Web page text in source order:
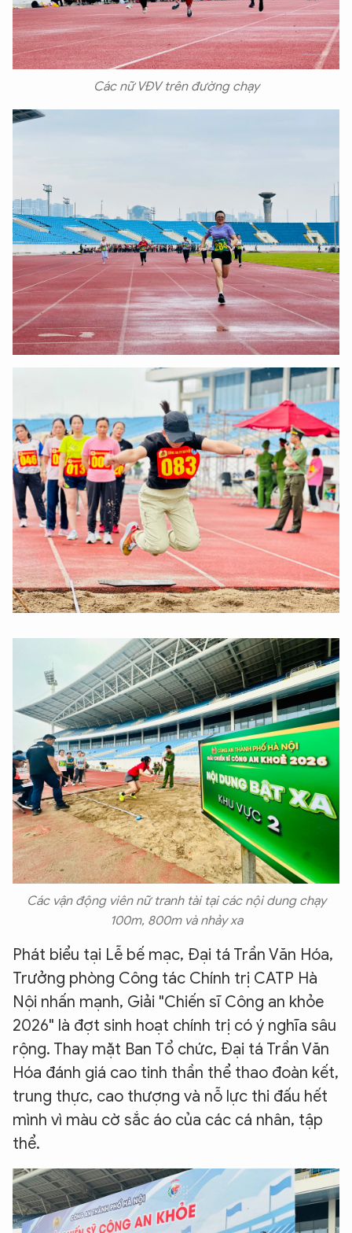
Các nữ VĐV trên đường chạy
Các vận động viên nữ tranh tài tại các nội dung chạy
100m, 800m và nhảy xa
Phát biểu tại Lễ bế mạc, Đại tá Trần Văn Hóa,
Trưởng phòng Công tác Chính trị CATP Hà
Nội nhấn mạnh, Giải "Chiến sĩ Công an khỏe
2026" là đợt sinh hoạt chính trị có ý nghĩa sâu
rộng. Thay mặt Ban Tổ chức, Đại tá Trần Văn
Hóa đánh giá cao tinh thần thể thao đoàn kết,
trung thực, cao thượng và nỗ lực thi đấu hết
mình vì màu cờ sắc áo của các cá nhân, tập
thể.